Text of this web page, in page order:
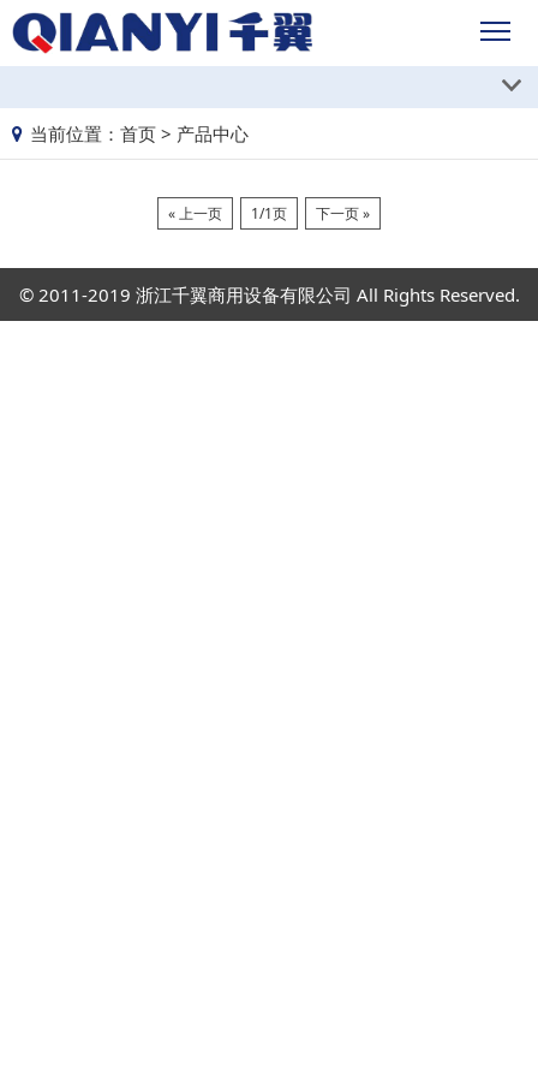
当前位置： 首页 > 产品中心
« 上一页 1/1页 下一页 »
© 2011-2019 浙江千翼商用设备有限公司 All Rights Reserved.